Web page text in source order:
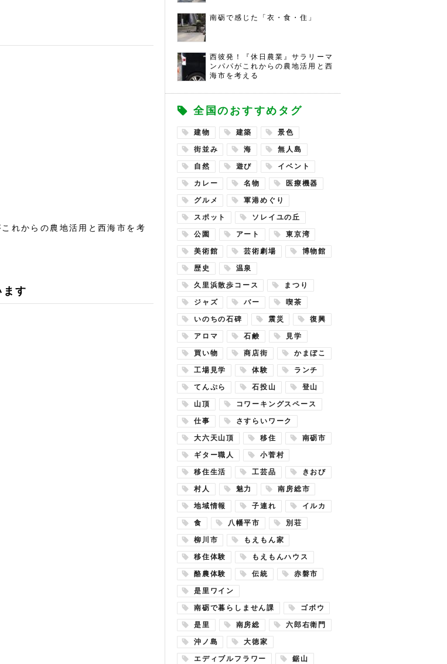
れからの農地活用と西海市を考
す
南砺で感じた「衣・食・住」
西彼発！『休日農業』サラリーマ
ンパパがこれからの農地活用と西
海市を考える
全国のおすすめタグ
建物 建築 景色
街並み 海 無人島
自然 遊び イベント
カレー 名物 医療機器
グルメ 軍港めぐり
スポット ソレイユの丘
公園 アート 東京湾
美術館 芸術劇場 博物館
歴史 温泉
久里浜散歩コース まつり
ジャズ バー 喫茶
いのちの石碑 震災 復興
アロマ 石鹸 見学
買い物 商店街 かまぼこ
工場見学 体験 ランチ
てんぷら 石投山 登山
山頂 コワーキングスペース
仕事 さすらいワーク
大六天山頂 移住 南砺市
ギター職人 小菅村
移住生活 工芸品 きおび
村人 魅力 南房総市
地域情報 子連れ イルカ
食 八幡平市 別荘
柳川市 もえもん家
移住体験 もえもんハウス
酪農体験 伝統 赤磐市
是里ワイン
南砺で暮らしません課 ゴボウ
是里 南房総 六郎右衛門
沖ノ島 大徳家
エディブルフラワー 鋸山